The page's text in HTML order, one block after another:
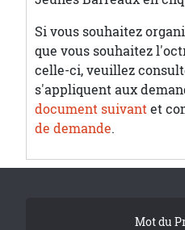
Si vous souhaitez
que vous souhaitez
celle-ci, veuillez
s'appliquent aux
document suivantet
de demande.
Tribune FooterMot du